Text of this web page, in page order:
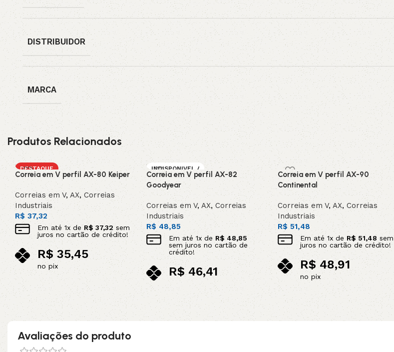
DISTRIBUIDOR
MARCA
Produtos Relacionados
DESTAQUE
Correia em V perfil AX-80 Keiper
Correias em V,AX,Correias
Industriais
R$37,32
Em até 1x deR$37,32sem
juros no cartão de crédito!
R$ 35,45
no pix
Adicionar ao carrinho
INDISPONIVEL /
SOB ENCOMEN
DA
Correia em V perfil AX-82
Goodyear
Correias em V, AX, Correias
Industriais
R$ 48,85
Em até 1x de R$ 48,85
sem juros no cartão de
crédito!
R$46,41
no pix
Leia mais
Correia em V perfil AX-90
Continental
Correias em V, AX, Correias
Industriais
R$ 51,48
Em até 1x de R$51,48sem
juros no cartão de crédito!
R$48,91
no pix
Adicionar ao carrinho
Avaliações do produto